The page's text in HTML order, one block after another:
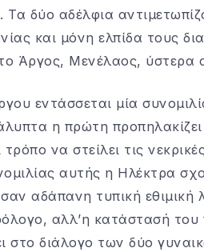
Τα δύο αδέλφια
και μόνη ελπίδα τους
Άργος, Μενέλαος, ύστερα
εντάσσεται μία
η πρώτη
τρόπο να στείλει τις
αυτής η Ηλέκτρα
αδάπανη τυπική εθιμική
αλλ’η κατάστασή του
στο διάλογο των δύο